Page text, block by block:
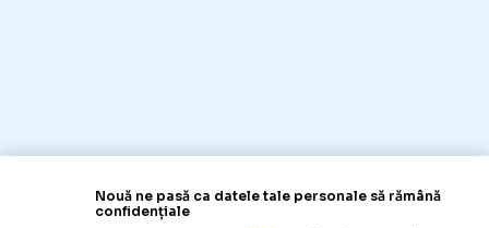
Nouă ne pasă ca datele tale personale să rămână
confidențiale